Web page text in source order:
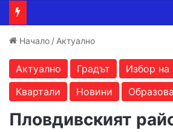
Начало / Актуално
Актуално Градът
Избор на
Квартали
Новини
Пловдивският